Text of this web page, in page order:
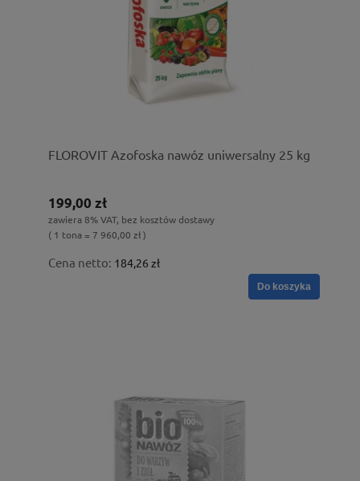
FLOROVIT Azofoska nawóz uniwersalny 25 kg
199,00 zł
zawiera 8% VAT, bez kosztów dostawy
( 1 tona = 7 960,00 zł )
Cena netto: 184,26 zł
Do koszyka